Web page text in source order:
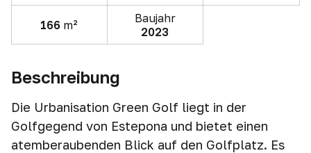
166 m²
Baujahr
2023
Beschreibung
Die Urbanisation Green Golf liegt in der
Golfgegend von Estepona und bietet einen
atemberaubenden Blick auf den Golfplatz. Es